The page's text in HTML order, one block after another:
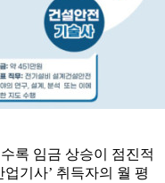
록 임금 상승이 점진적
기사’ 취득자의 월 평